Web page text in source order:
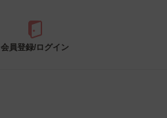
会員登録/ログイン